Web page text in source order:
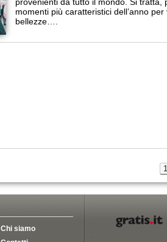
momenti più caratteristici dell’anno
bellezze….
1
Chi siamo